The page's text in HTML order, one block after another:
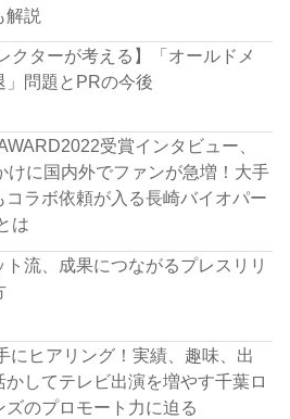
解説
クターが考える】「オールドメ
」問題とPRの今後
受賞インタビュー、
けに国内外でファンが急増！大手
コラボ依頼が入る長崎バイオパー
は
ト流、成果につながるプレスリリ
にヒアリング！実績、趣味、出
してテレビ出演を増やす千葉ロ
ズのプロモート力に迫る